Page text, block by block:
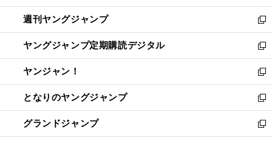
開
く
ウ
で
開
く
ン
ド
ウ
で
開
く
ウ
ィ
ン
ド
ウ
で
開
く
週刊ヤングジャンプ
新
し
い
ウ
ィ
ン
ド
ウ
で
開
ヤングジャンプ定期購読デジタル
新
し
い
ウ
ィ
ン
ド
ウ
ヤンジャン！
新
し
い
ウ
ィ
ン
となりのヤングジャンプ
新
し
い
ウ
グランドジャンプ
新
し